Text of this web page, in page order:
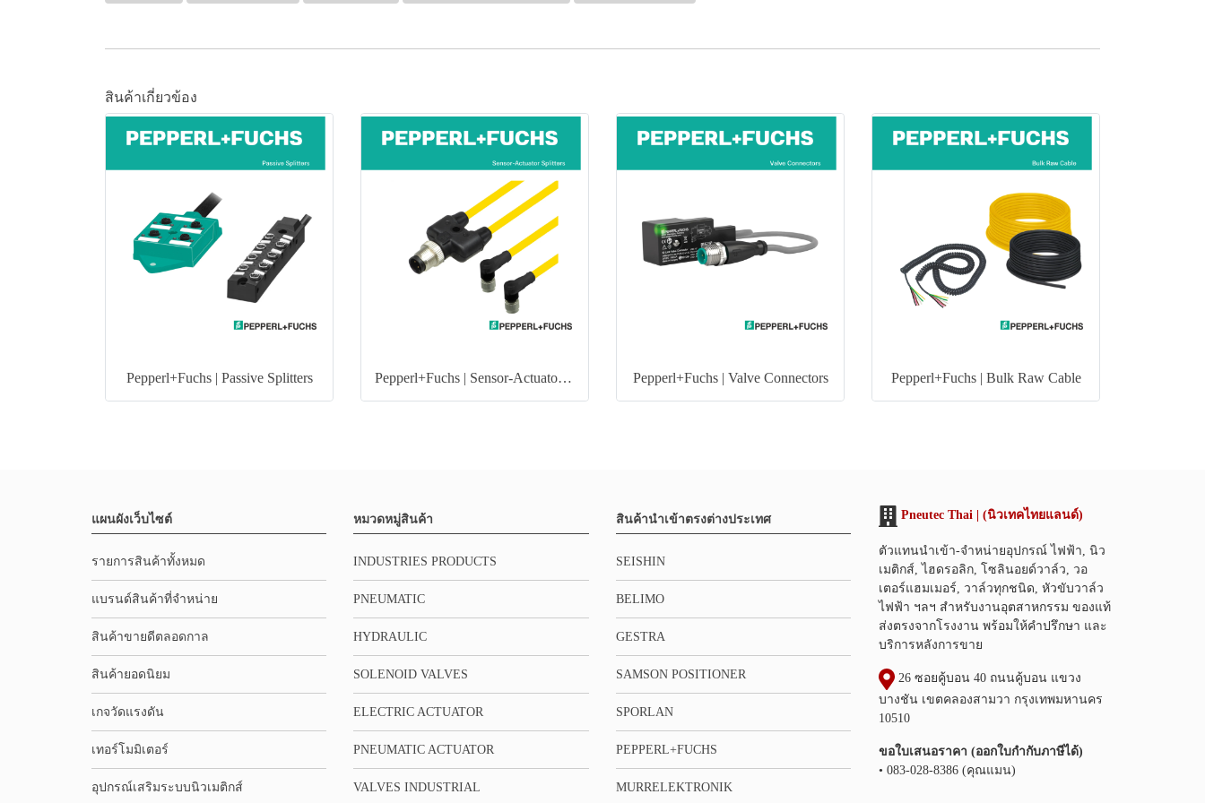
สินค้าเกี่ยวข้อง
Pepperl+Fuchs | Passive Splitters Pepperl+Fuchs | Sensor-Actuator Splitters Pepperl+Fuchs | Valve Connectors Pepperl+Fuchs | Bulk Raw Cable
แผนผังเว็บไซต์
รายการสินค้าทั้งหมด
แบรนด์สินค้าที่จำหน่าย
สินค้าขายดีตลอดกาล
สินค้ายอดนิยม
เกจวัดแรงดัน
เทอร์โมมิเตอร์
อุปกรณ์เสริมระบบนิวเมติกส์
หมวดหมู่สินค้า
INDUSTRIES PRODUCTS
PNEUMATIC
HYDRAULIC
SOLENOID VALVES
ELECTRIC ACTUATOR
PNEUMATIC ACTUATOR
VALVES INDUSTRIAL
สินค้านำเข้าตรงต่างประเทศ
SEISHIN
BELIMO
GESTRA
SAMSON POSITIONER
SPORLAN
PEPPERL+FUCHS
MURRELEKTRONIK
Pneutec Thai | (นิวเทคไทยแลนด์)
ตัวแทนนำเข้า-จำหน่ายอุปกรณ์ ไฟฟ้า, นิว
เมติกส์, ไฮดรอลิก, โซลินอยด์วาล์ว, วอ
เตอร์แฮมเมอร์, วาล์วทุกชนิด, หัวขับวาล์ว
ไฟฟ้า ฯลฯ สำหรับงานอุตสาหกรรม ของแท้
ส่งตรงจากโรงงาน พร้อมให้คำปรึกษา และ
บริการหลังการขาย
26 ซอยคู้บอน 40 ถนนคู้บอน แขวง
บางชัน เขตคลองสามวา กรุงเทพมหานคร
10510
ขอใบเสนอราคา (ออกใบกำกับภาษีได้)
• 083-028-8386 (คุณแมน)